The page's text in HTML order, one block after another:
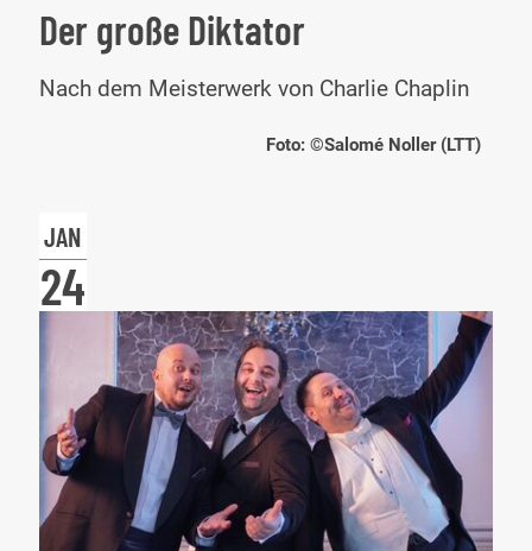
Der große Diktator
Nach dem Meisterwerk von Charlie Chaplin
Foto: ©Salomé Noller (LTT)
JAN
24